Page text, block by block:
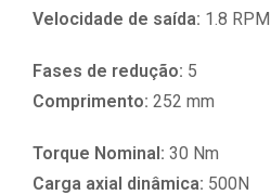
Velocidade de saída: 1.8 RPM
Fases de redução: 5
Comprimento: 252 mm
Torque Nominal: 30 Nm
Carga axial dinâmica: 500N